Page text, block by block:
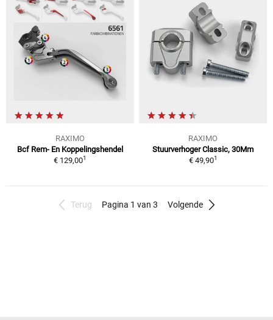
RAXIMO
Bcf Rem- En Koppelingshendel
€ 129,001
RAXIMO
Stuurverhoger Classic, 30Mm
€ 49,901
Terug Pagina 1 van 3 Volgende